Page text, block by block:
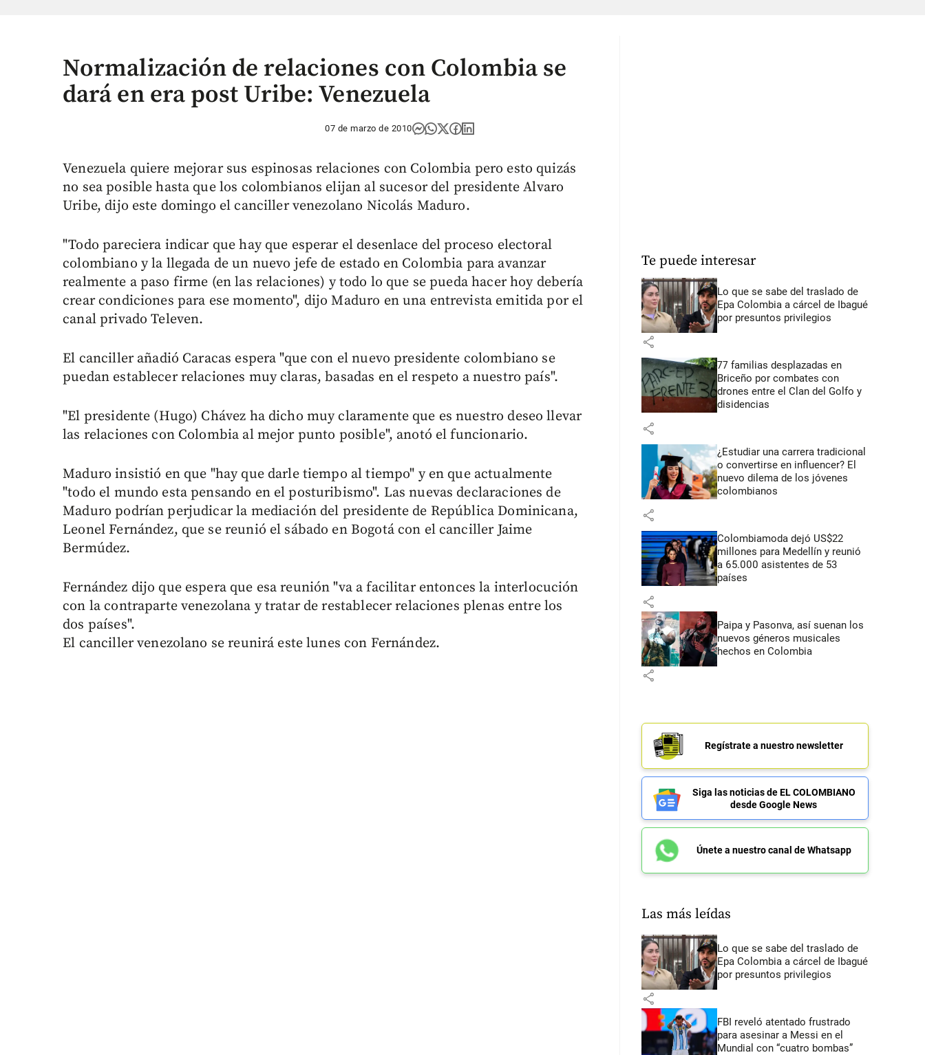
Normalización de relaciones con Colombia se
dará en era post Uribe: Venezuela
07 de marzo de 2010
Venezuela quiere mejorar sus espinosas relaciones con Colombia pero esto quizás
no sea posible hasta que los colombianos elijan al sucesor del presidente Alvaro
Uribe, dijo este domingo el canciller venezolano Nicolás Maduro.
"Todo pareciera indicar que hay que esperar el desenlace del proceso electoral
colombiano y la llegada de un nuevo jefe de estado en Colombia para avanzar
realmente a paso firme (en las relaciones) y todo lo que se pueda hacer hoy debería
crear condiciones para ese momento", dijo Maduro en una entrevista emitida por el
canal privado Televen.
El canciller añadió Caracas espera "que con el nuevo presidente colombiano se
puedan establecer relaciones muy claras, basadas en el respeto a nuestro país".
"El presidente (Hugo) Chávez ha dicho muy claramente que es nuestro deseo llevar
las relaciones con Colombia al mejor punto posible", anotó el funcionario.
Maduro insistió en que "hay que darle tiempo al tiempo" y en que actualmente
"todo el mundo esta pensando en el posturibismo". Las nuevas declaraciones de
Maduro podrían perjudicar la mediación del presidente de República Dominicana,
Leonel Fernández, que se reunió el sábado en Bogotá con el canciller Jaime
Bermúdez.
Fernández dijo que espera que esa reunión "va a facilitar entonces la interlocución
con la contraparte venezolana y tratar de restablecer relaciones plenas entre los
dos países".
El canciller venezolano se reunirá este lunes con Fernández.
Te puede interesar
Lo que se sabe del traslado de
Epa Colombia a cárcel de Ibagué
por presuntos privilegios
share
77 familias desplazadas en
Briceño por combates con
drones entre el Clan del Golfo y
disidencias
share
¿Estudiar una carrera tradicional
o convertirse en influencer? El
nuevo dilema de los jóvenes
colombianos
share
Colombiamoda dejó US$22
millones para Medellín y reunió
a 65.000 asistentes de 53
países
share
Paipa y Pasonva, así suenan los
nuevos géneros musicales
hechos en Colombia
share
Regístrate a nuestro newsletter
Siga las noticias de EL COLOMBIANO
desde Google News
Únete a nuestro canal de Whatsapp
Las más leídas
Lo que se sabe del traslado de
Epa Colombia a cárcel de Ibagué
por presuntos privilegios
share
FBI reveló atentado frustrado
para asesinar a Messi en el
Mundial con “cuatro bombas”